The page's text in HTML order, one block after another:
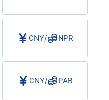
CNY/ NPR
CNY/ PAB